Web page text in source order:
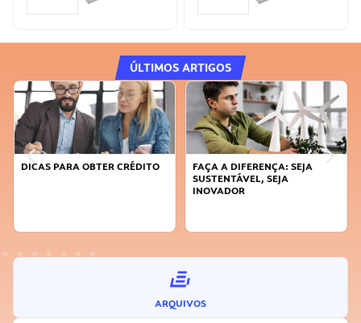
ÚLTIMOS ARTIGOS
DICAS PARA OBTER CRÉDITO
FAÇA A DIFERENÇA: SEJA
SUSTENTÁVEL, SEJA
INOVADOR
ARQUIVOS